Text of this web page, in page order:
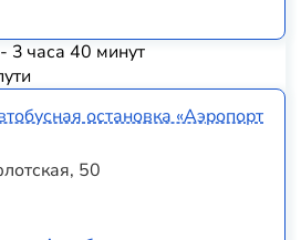
3 часа 40 минут
остановка «Аэропорт
50